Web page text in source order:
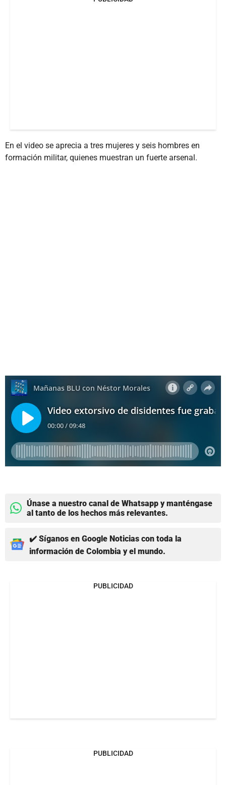
En el video se aprecia a tres mujeres y seis hombres en
formación militar, quienes muestran un fuerte arsenal.
Únase a nuestro canal de Whatsapp y manténgase
al tanto de los hechos más relevantes.
✔️ Síganos en Google Noticias con toda la
información de Colombia y el mundo.
PUBLICIDAD
PUBLICIDAD